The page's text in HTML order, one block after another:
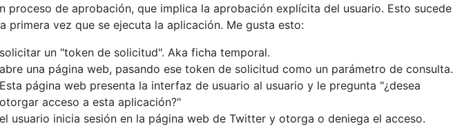
proceso de aprobación, que implica la aprobación explícita del usuario. Esto sucede
primera vez que se ejecuta la aplicación. Me gusta esto:
solicitar un "token de solicitud". Aka ficha temporal.
abre una página web, pasando ese token de solicitud como un parámetro de consulta.
Esta página web presenta la interfaz de usuario al usuario y le pregunta "¿desea
otorgar acceso a esta aplicación?"
el usuario inicia sesión en la página web de Twitter y otorga o deniega el acceso.